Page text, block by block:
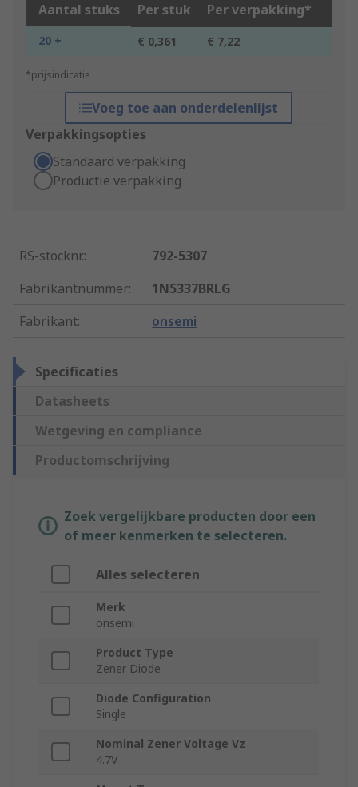
Aantal stuks Per stuk Per verpakking*
20 + € 0,361 € 7,22
*prijsindicatie
Voeg toe aan onderdelenlijst
Verpakkingsopties
Standaard verpakking
Productie verpakking
RS-stocknr.:
792-5307
Fabrikantnummer:
1N5337BRLG
Fabrikant: onsemi
Specificaties
Datasheets
Wetgeving en compliance
Productomschrijving
Zoek vergelijkbare producten door een
of meer kenmerken te selecteren.
Alles selecteren
Merk
onsemi
Product Type
Zener Diode
Diode Configuration
Single
Nominal Zener Voltage Vz
4.7V